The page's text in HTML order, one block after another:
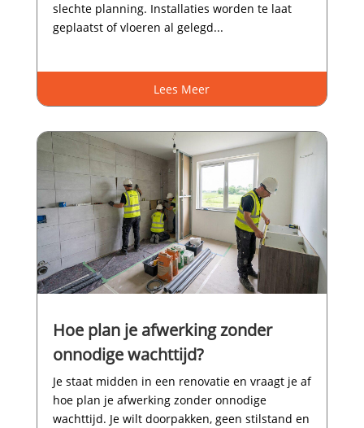
slechte planning.​ Installaties worden te laat
geplaatst of vloeren al gelegd...
Lees Meer
Hoe plan je afwerking zonder
onnodige wachttijd?
Je staat midden in een renovatie en vraagt je af
hoe plan je afwerking zonder onnodige
wachttijd.​ Je wilt doorpakken, geen stilstand en